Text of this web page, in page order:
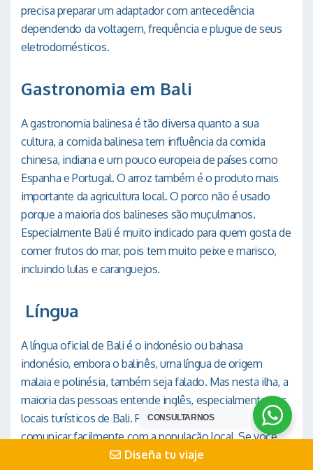
Diseña tu viaje
precisa preparar um adaptador com antecedência
dependendo da voltagem, frequência e plugue de seus
eletrodomésticos.
Gastronomia em Bali
A gastronomia balinesa é tão diversa quanto a sua
cultura, a comida balinesa tem influência da comida
chinesa, indiana e um pouco europeia de países como
Espanha e Portugal. O arroz também é o produto mais
importante da agricultura local. O porco não é usado
porque a maioria dos balineses são muçulmanos.
Especialmente Bali é muito indicado para quem gosta de
comer frutos do mar, pois tem muito peixe e marisco,
incluindo lulas e caranguejos.
Língua
A língua oficial de Bali é o indonésio ou bahasa
indonésio, embora o balinês, uma língua de origem
malaia e polinésia, também seja falado. Mas nesta ilha, a
maioria das pessoas entende inglês, especialmente nos
locais turísticos de Bali. Portanto, você pode se
comunicar facilmente com a população local. Se você
não sabe inglês, recomendamos trazer um dicionário de
CONSULTARNOS